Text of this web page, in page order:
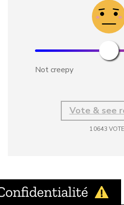
Not creepy
Vote & see
10643